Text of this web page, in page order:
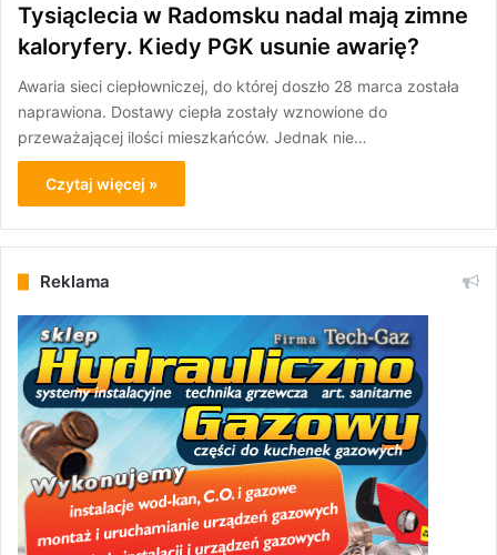
Tysiąclecia w Radomsku nadal mają zimne
kaloryfery. Kiedy PGK usunie awarię?
Awaria sieci ciepłowniczej, do której doszło 28 marca została
naprawiona. Dostawy ciepła zostały wznowione do
przeważającej ilości mieszkańców. Jednak nie…
Czytaj więcej »
Reklama